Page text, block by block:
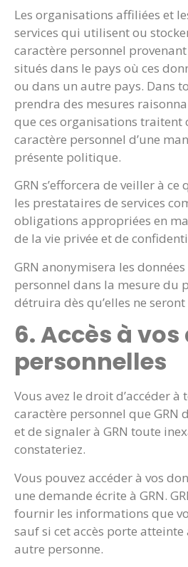
Les organisations affiliées et
services qui utilisent ou
caractère personnel
situés dans le pays où ces
ou dans un autre pays. Dans
prendra des mesures
que ces organisations traitent
caractère personnel d’une
présente politique.
GRN s’efforcera de veiller à ce
les prestataires de services
obligations appropriées en
de la vie privée et de
GRN anonymisera les
personnel dans la mesure du
détruira dès qu’elles ne
6. Accès à
personnelles
Vous avez le droit d’accéder à
caractère personnel que GRN
et de signaler à GRN toute
constateriez.
Vous pouvez accéder à vos
une demande écrite à GRN.
fournir les informations que
sauf si cet accès porte atteinte
autre personne.